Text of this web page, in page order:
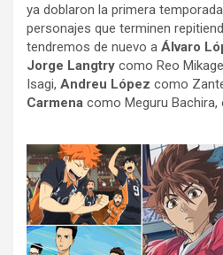
ya doblaron la primera temporada
personajes que terminen
tendremos de nuevo a Álvaro
Jorge Langtry como Reo
Isagi, Andreu López como
Carmena como Meguru Bachira,